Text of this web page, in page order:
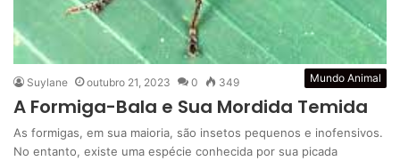
Mundo Animal
Suylane outubro 21, 2023 0 349
A Formiga-Bala e Sua Mordida Temida
As formigas, em sua maioria, são insetos pequenos e inofensivos.
No entanto, existe uma espécie conhecida por sua picada